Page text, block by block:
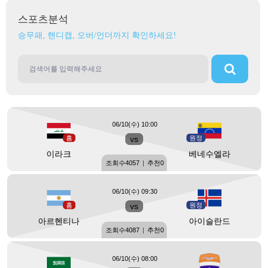
스포츠분석
승무패, 핸디캡, 오버/언더까지 확인하세요!
홈
이라크
vs 원정
베네수엘라
06/10(수) 10:00
조회수4057 | 추천0
홈
아르헨티나
vs 원정
아이슬란드
06/10(수) 09:30
조회수4087 | 추천0
06/10(수) 08:00